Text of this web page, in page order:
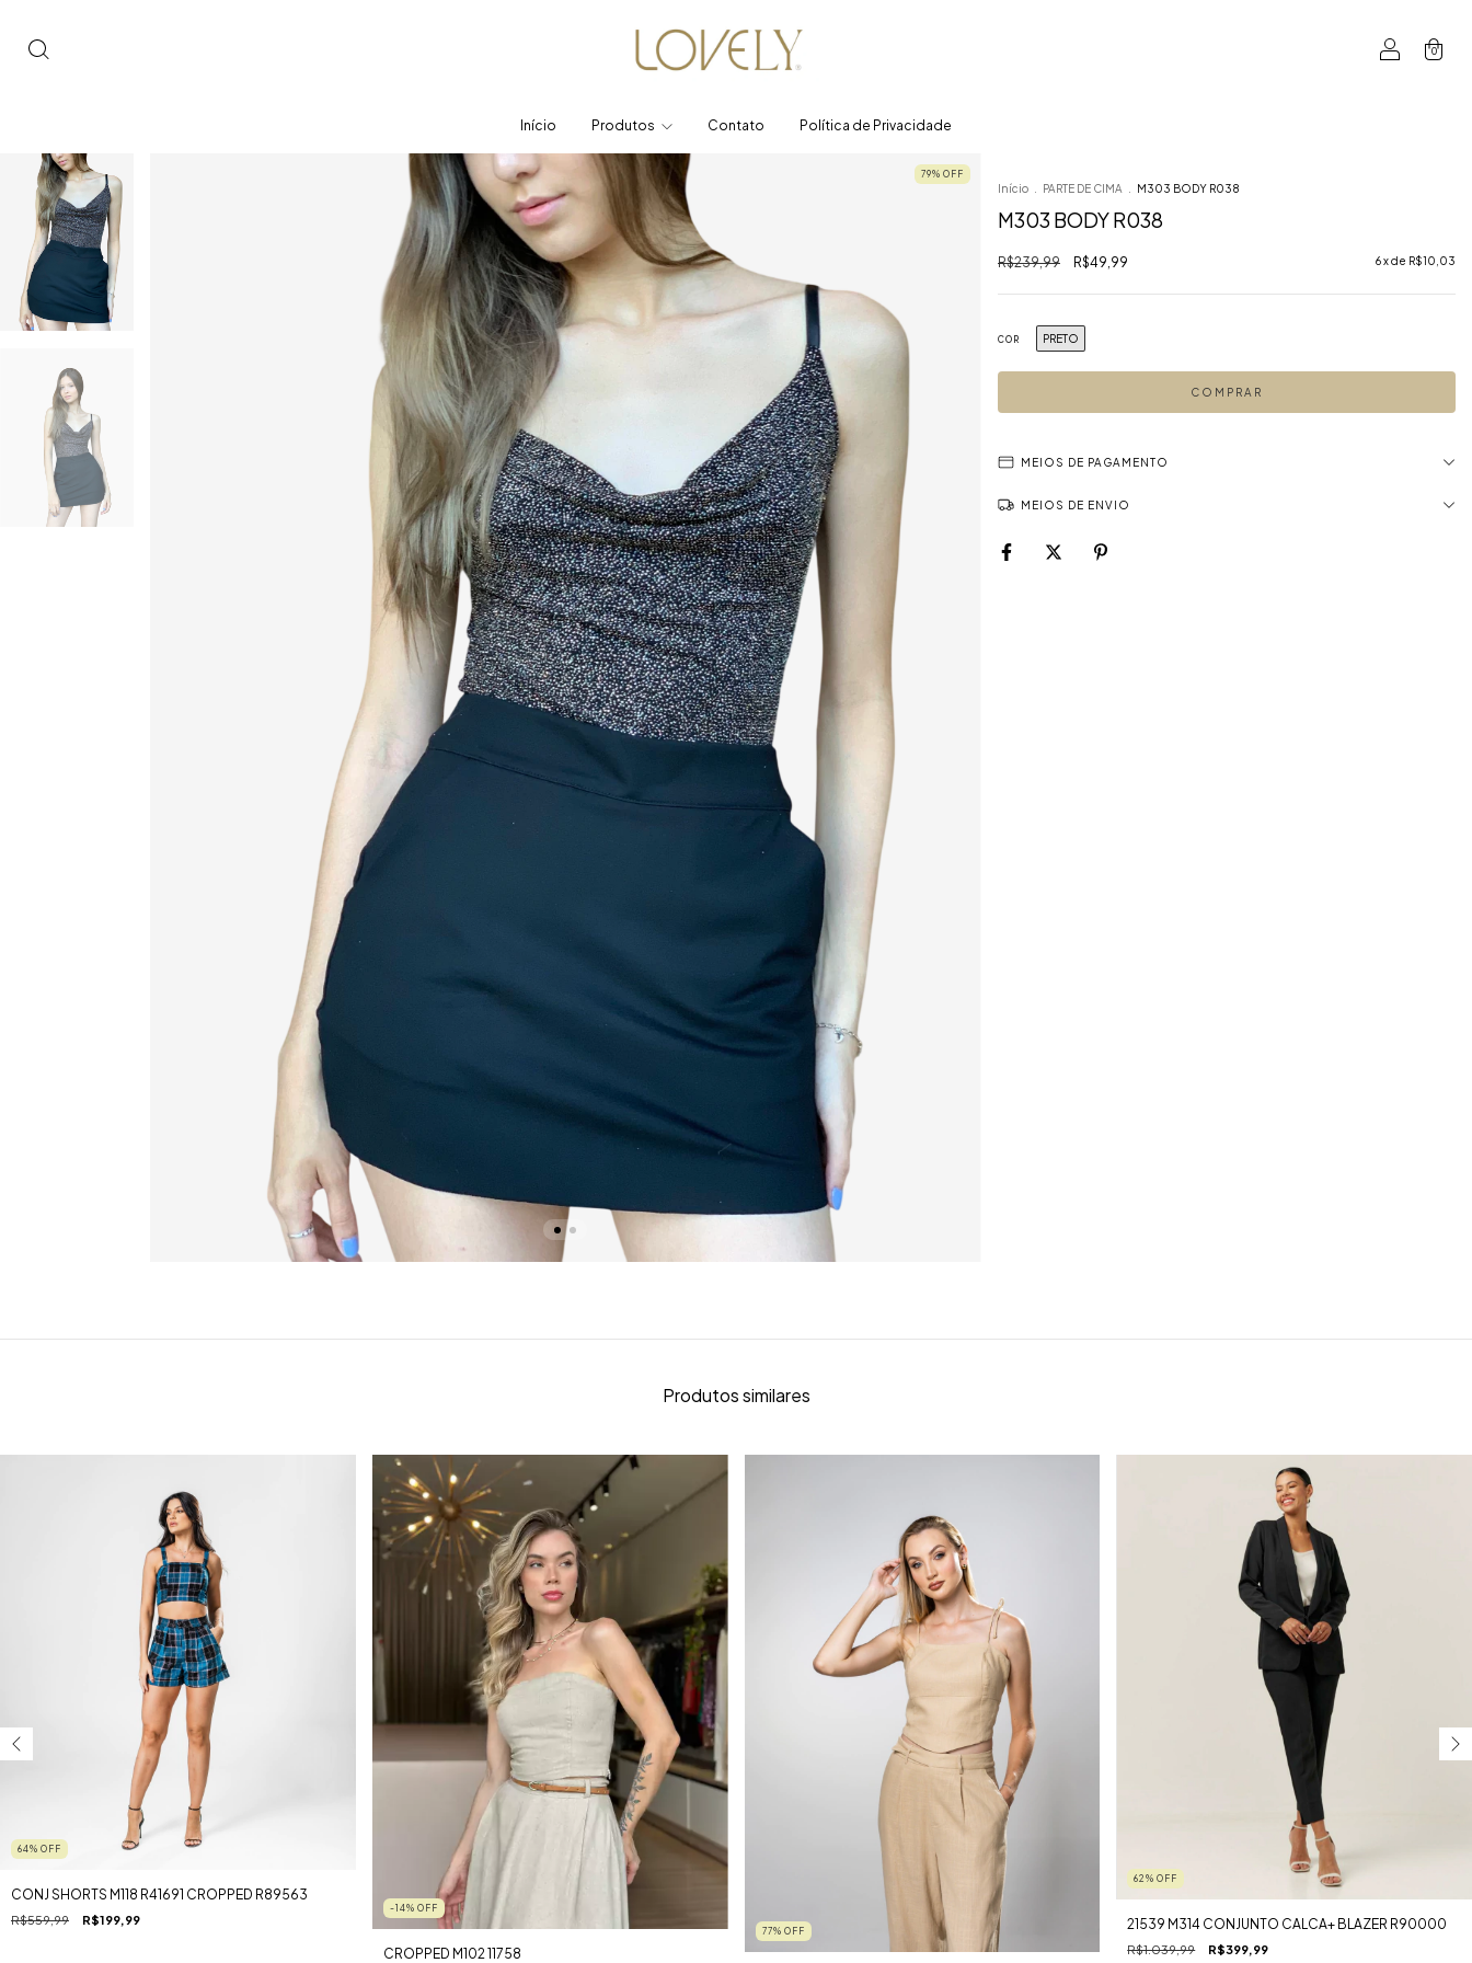
0
Início Produtos Contato Política de Privacidade
79% OFF
Início PARTE DE CIMA M303 BODY R038
M303 BODY R038
R$239,99 R$49,99 6x de R$10,03
COR PRETO
MEIOS DE PAGAMENTO
MEIOS DE ENVIO
Produtos similares
64% OFF
CONJ SHORTS M118 R41691 CROPPED R89563
R$559,99 R$199,99
-14% OFF
CROPPED M102 11758
77% OFF
62%OFF
21539 M314 CONJUNTO CALCA+ BLAZER R90000
R$1.039,99 R$399,99